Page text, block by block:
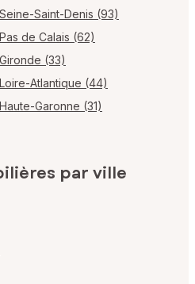
Saint-Denis (93)
de Calais (62)
(33)
Atlantique (44)
Garonne (31)
par ville